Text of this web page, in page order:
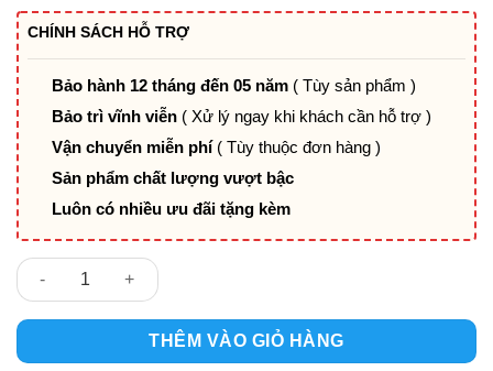
CHÍNH SÁCH HỖ TRỢ
Bảo hành 12 tháng đến 05 năm ( Tùy sản phẩm )
Bảo trì vĩnh viễn ( Xử lý ngay khi khách cần hỗ trợ )
Vận chuyển miễn phí ( Tùy thuộc đơn hàng )
Sản phẩm chất lượng vượt bậc
Luôn có nhiều ưu đãi tặng kèm
Ghế văn phòng lưới chân inox PVG808DP số lượng
THÊM VÀO GIỎ HÀNG